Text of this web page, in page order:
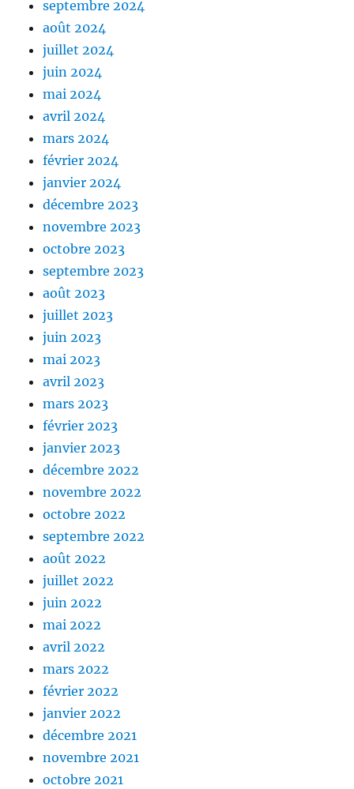
septembre 2024
août 2024
juillet 2024
juin 2024
mai 2024
avril 2024
mars 2024
février 2024
janvier 2024
décembre 2023
novembre 2023
octobre 2023
septembre 2023
août 2023
juillet 2023
juin 2023
mai 2023
avril 2023
mars 2023
février 2023
janvier 2023
décembre 2022
novembre 2022
octobre 2022
septembre 2022
août 2022
juillet 2022
juin 2022
mai 2022
avril 2022
mars 2022
février 2022
janvier 2022
décembre 2021
novembre 2021
octobre 2021